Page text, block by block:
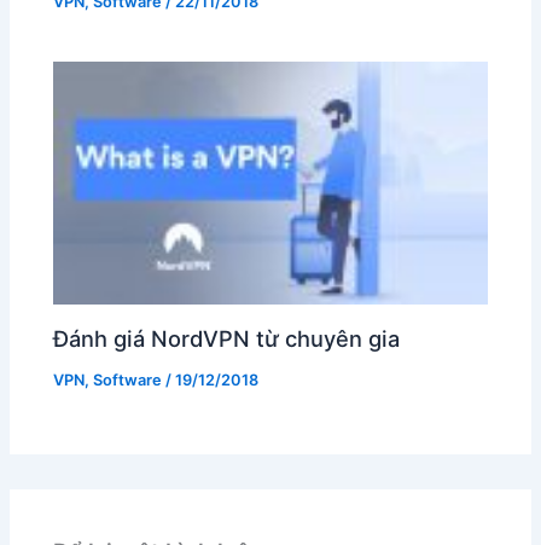
Đánh giá NordVPN từ chuyên gia
VPN,Software /19/12/2018